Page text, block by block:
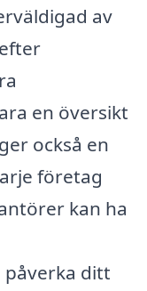
av
en översikt
också en
företag
kan ha
påverka ditt